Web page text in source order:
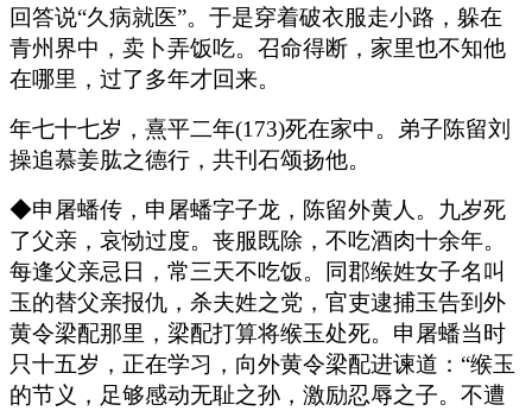
回答说“久病就医”。于是穿着破衣服走小路，躲在
青州界中，卖卜弄饭吃。召命得断，家里也不知他
在哪里，过了多年才回来。
年七十七岁，熹平二年(173)死在家中。弟子陈留刘
操追慕姜肱之德行，共刊石颂扬他。
◆申屠蟠传，申屠蟠字子龙，陈留外黄人。九岁死
了父亲，哀恸过度。丧服既除，不吃酒肉十余年。
每逢父亲忌日，常三天不吃饭。同郡缑姓女子名叫
玉的替父亲报仇，杀夫姓之党，官吏逮捕玉告到外
黄令梁配那里，梁配打算将缑玉处死。申屠蟠当时
只十五岁，正在学习，向外黄令梁配进谏道：“缑玉
的节义，足够感动无耻之孙，激励忍辱之子。不遭